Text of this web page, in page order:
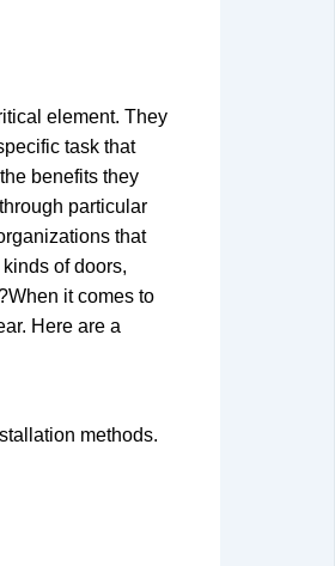
element. They
task that
benefits they
particular
that
of doors,
it comes to
Here are a
methods.